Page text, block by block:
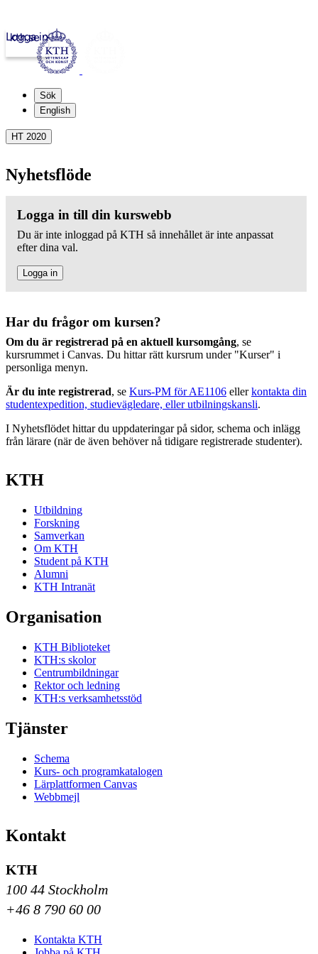
kth.se
Logga in
Sök
English
HT 2020
Nyhetsflöde
Logga in till din kurswebb
Du är inte inloggad på KTH så innehållet är inte anpassat
efter dina val.
Logga in
Har du frågor om kursen?
Om du är registrerad på en aktuell kursomgång, se
kursrummet i Canvas. Du hittar rätt kursrum under "Kurser" i
personliga menyn.
Är du inte registrerad, se Kurs-PM för AE1106 ellerkontakta din
studentexpedition, studievägledare, eller utbilningskansli.
I Nyhetsflödet hittar du uppdateringar på sidor, schema och inlägg
från lärare (när de även behöver nå tidigare registrerade studenter).
KTH
Utbildning
Forskning
Samverkan
Om KTH
Student på KTH
Alumni
KTH Intranät
Organisation
KTH Biblioteket
KTH:s skolor
Centrumbildningar
Rektor och ledning
KTH:s verksamhetsstöd
Tjänster
Schema
Kurs- och programkatalogen
Lärplattformen Canvas
Webbmejl
Kontakt
KTH
100 44 Stockholm
+46 8 790 60 00
Kontakta KTH